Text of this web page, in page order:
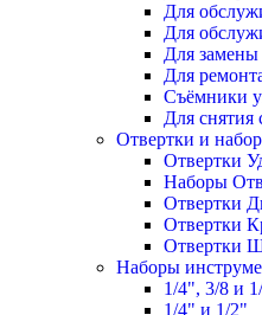
Для
Для
Для замены
Для
Съёмники
Для снятия
Отвертки и
Отвертки
Наборы
Отвертки
Отвертки
Отвертки
Наборы
1/4", 3/8 и
1/4" и 1/2"